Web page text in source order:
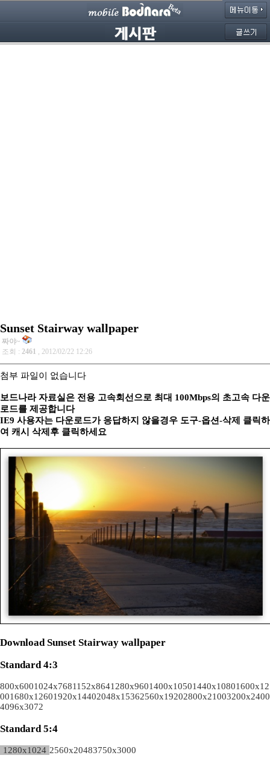
Sunset Stairway wallpaper
짜야~
조회 : 2461 , 2012/02/22 12:26
첨부 파일이 없습니다
보드나라 자료실은 전용 고속회선으로 최대 100Mbps의 초고속 다운
로드를 제공합니다
IE9 사용자는 다운로드가 응답하지 않을경우 도구-옵션-삭제 클릭하
여 캐시 삭제후 클릭하세요
Download Sunset Stairway wallpaper
Standard 4:3
800x6001024x7681152x8641280x9601400x10501440x10801600x12
001680x12601920x14402048x15362560x19202800x21003200x2400
4096x3072
Standard 5:4
1280x1024 2560x20483750x3000